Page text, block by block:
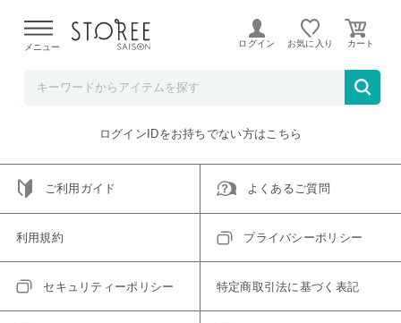
よる配送遅延が発生しております。
メニュー ログイン お気に入り
ご指定のアイテムは取り扱い終了、またはただいま取り扱い
トップへ戻る
ログインIDをお持ちでない方はこちら
ご利用ガイド よくあるご質問
利用規約 プライバシーポリシー
セキュリティーポリシー 特定商取引法に基づく表記